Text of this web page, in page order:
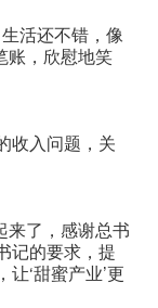
活还不错，像
账，欣慰地笑
收入问题，关
来了，感谢总书
记的要求，提
‘甜蜜产业’更